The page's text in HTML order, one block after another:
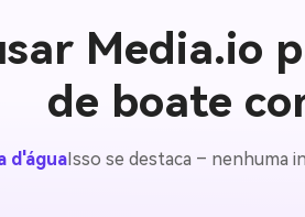
Media.io
de boate
d'água Isso se destaca – nenhuma